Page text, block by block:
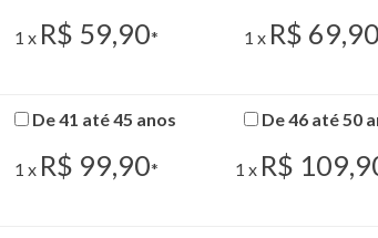
1 x R$ 59,90* 1 x R$ 69,90
De 41 até 45 anos
1 x R$ 99,90*
De 46 até 50
1 x R$